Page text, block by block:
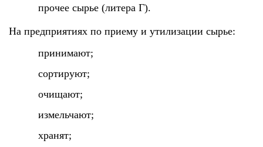
прочее сырье (литера Г).
На предприятиях по приему и утилизации сырье:
принимают;
сортируют;
очищают;
измельчают;
хранят;